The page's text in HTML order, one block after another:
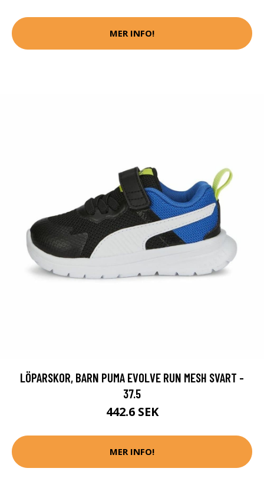
MER INFO!
LÖPARSKOR, BARN PUMA EVOLVE RUN MESH SVART -
37.5
442.6 SEK
MER INFO!